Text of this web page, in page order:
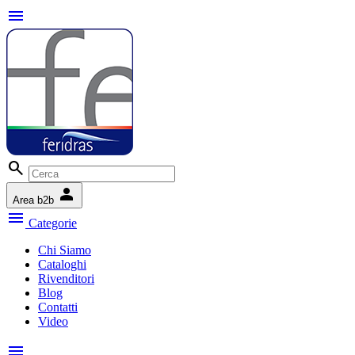
menu
search
Area b2b person
menu Categorie
Chi Siamo
Cataloghi
Rivenditori
Blog
Contatti
Video